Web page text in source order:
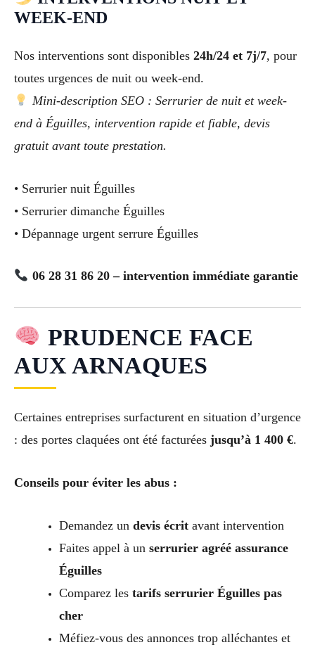
WEEK-END
Nos interventions sont disponibles 24h/24 et 7j/7, pour
toutes urgences de nuit ou week-end.
Mini-description SEO : Serrurier de nuit et week-
end à Éguilles, intervention rapide et fiable, devis
gratuit avant toute prestation.
• Serrurier nuit Éguilles
• Serrurier dimanche Éguilles
• Dépannage urgent serrure Éguilles
06 28 31 86 20 – intervention immédiate garantie
PRUDENCE FACE
AUX ARNAQUES
Certaines entreprises surfacturent en situation d’urgence
: des portes claquées ont été facturées jusqu’à 1 400 €.
Conseils pour éviter les abus :
Demandez un devis écritavant intervention
Faites appel à un serrurier agréé assurance
Éguilles
Comparez les tarifs serrurier Éguilles pas
cher
Méfiez-vous des annonces trop alléchantes et